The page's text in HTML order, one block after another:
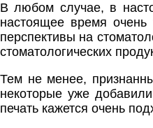
В любом случае, в
настоящее время очень
перспективы на
стоматологических
Тем не менее,
некоторые уже
печать кажется очень